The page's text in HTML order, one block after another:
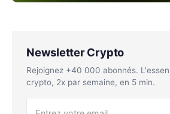
Newsletter Crypto
Rejoignez +40 000 abonnés.
crypto, 2x par semaine, en 5 min.